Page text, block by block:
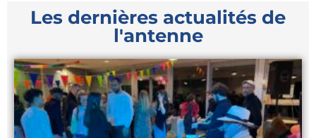
Les dernières actualités de
l'antenne